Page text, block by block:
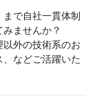
まで自社一貫体制
ませんか？
外の技術系のお
などご活躍いた